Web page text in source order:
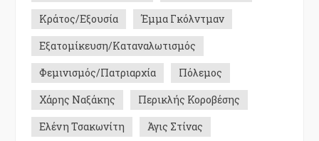
Κράτος/Εξουσία
Έμμα Γκόλντμαν
Εξατομίκευση/Καταναλωτισμός
Φεμινισμός/Πατριαρχία
Πόλεμος
Χάρης Ναξάκης
Περικλής Κοροβέσης
Ελένη Τσακωνίτη
Άγις Στίνας